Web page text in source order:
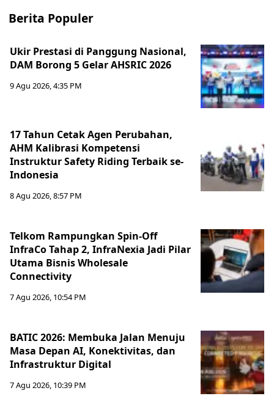
Berita Populer
Ukir Prestasi di Panggung Nasional,
DAM Borong 5 Gelar AHSRIC 2026
9 Agu 2026, 4:35 PM
17 Tahun Cetak Agen Perubahan,
AHM Kalibrasi Kompetensi
Instruktur Safety Riding Terbaik se-
Indonesia
8 Agu 2026, 8:57 PM
Telkom Rampungkan Spin-Off
InfraCo Tahap 2, InfraNexia Jadi Pilar
Utama Bisnis Wholesale
Connectivity
7 Agu 2026, 10:54 PM
BATIC 2026: Membuka Jalan Menuju
Masa Depan AI, Konektivitas, dan
Infrastruktur Digital
7 Agu 2026, 10:39 PM